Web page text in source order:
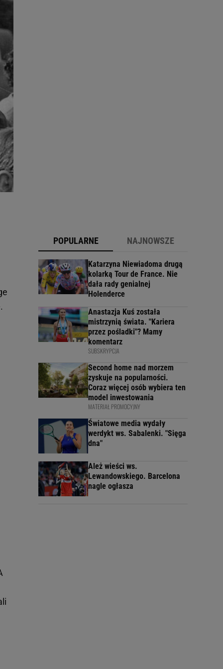
POPULARNE NAJNOWSZE
Katarzyna Niewiadoma drugą
kolarką Tour de France. Nie
dała rady genialnej
Holenderce
Anastazja Kuś została
mistrzynią świata. "Kariera
przez pośladki"? Mamy
komentarz
SUBSKRYPCJA
Second home nad morzem
zyskuje na popularności.
Coraz więcej osób wybiera ten
model inwestowania
MATERIAŁ PROMOCYJNY
Światowe media wydały
werdykt ws. Sabalenki. "Sięga
dna"
Ależ wieści ws.
Lewandowskiego. Barcelona
nagle ogłasza